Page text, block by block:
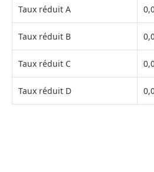
Taux réduit A
Taux réduit B
Taux réduit C
Taux réduit D